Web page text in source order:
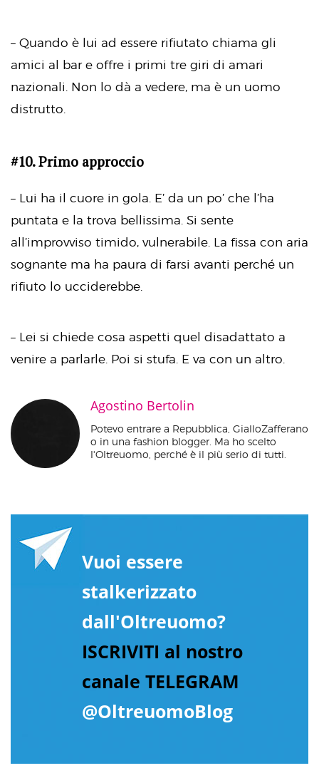
– Quando è lui ad essere rifiutato chiama gli
amici al bar e offre i primi tre giri di amari
nazionali. Non lo dà a vedere, ma è un uomo
distrutto.
#10. Primo approccio
– Lui ha il cuore in gola. E’ da un po’ che l’ha
puntata e la trova bellissima. Si sente
all’improvviso timido, vulnerabile. La fissa con aria
sognante ma ha paura di farsi avanti perché un
rifiuto lo ucciderebbe.
– Lei si chiede cosa aspetti quel disadattato a
venire a parlarle. Poi si stufa. E va con un altro.
Agostino Bertolin
Potevo entrare a Repubblica, GialloZafferano
o in una fashion blogger. Ma ho scelto
l'Oltreuomo, perché è il più serio di tutti.
Vuoi essere
stalkerizzato
dall'Oltreuomo?
ISCRIVITI al nostro
canale TELEGRAM
@OltreuomoBlog